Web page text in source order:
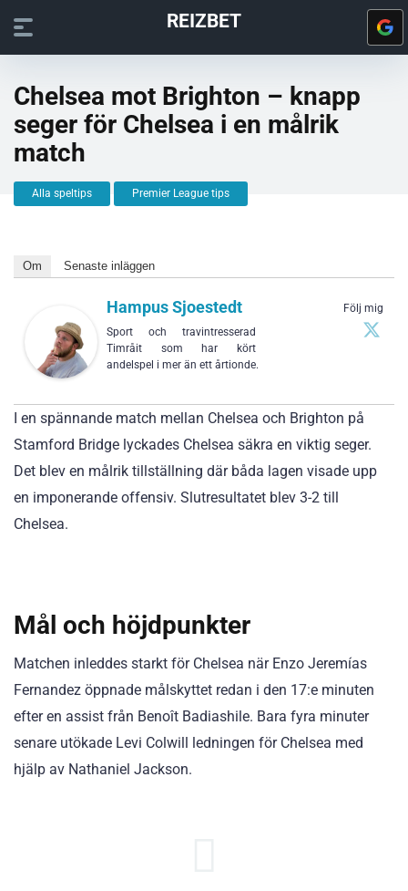
REIZBET
Chelsea mot Brighton – knapp
seger för Chelsea i en målrik
match
Alla speltips Premier League tips
Om Senaste inläggen
Följ mig
Hampus Sjoestedt
Sport och travintresserad
Timråit som har kört
andelspel i mer än ett årtionde.
I en spännande match mellan Chelsea och Brighton på
Stamford Bridge lyckades Chelsea säkra en viktig seger.
Det blev en målrik tillställning där båda lagen visade upp
en imponerande offensiv. Slutresultatet blev 3-2 till
Chelsea.
Mål och höjdpunkter
Matchen inleddes starkt för Chelsea när Enzo Jeremías
Fernandez öppnade målskyttet redan i den 17:e minuten
efter en assist från Benoît Badiashile. Bara fyra minuter
senare utökade Levi Colwill ledningen för Chelsea med
hjälp av Nathaniel Jackson.